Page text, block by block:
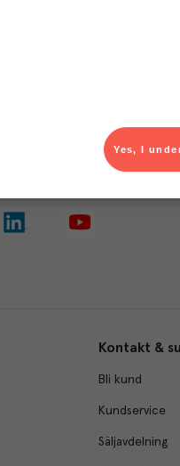
Du som är Menigo-
Kontakt &
Bli kund
Kundservice
Säljavdelning
Yes, I